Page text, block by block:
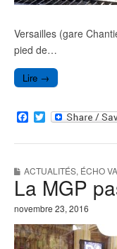
Versailles (gare
pied de…
Lire →
F
a
c
o
o
k
T
w
i
e
r
ACTUALITÉS, ÉCHO
La MGP
novembre 23, 2016